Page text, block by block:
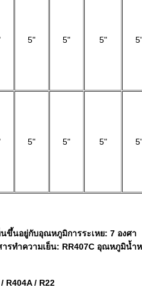
5" 5" 5"
5" 5" 5"
ขึ้นอยู่กับอุณหภูมิการระเหย: 7 องศา
รทำความเย็น: RR407C อุณหภูมิน้ำ
R404A / R22